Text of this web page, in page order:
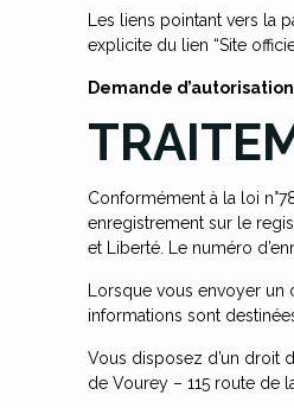
Les liens pointant vers la
explicite du lien “Site
Demande d’autorisation
Conformément à la loi
enregistrement sur le
et Liberté. Le numéro
Lorsque vous envoyer
informations sont
Vous disposez d’un droit
de Vourey – 115 route de